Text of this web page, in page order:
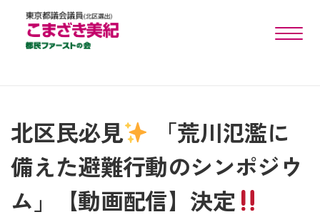
toggle
北区民必見
「荒川氾濫に
備えた避難行動のシンポジウ
ム」【動画配信】決定